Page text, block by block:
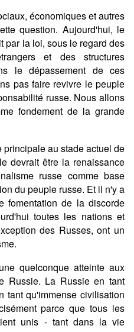
économiques et autres
question. Aujourd'hui, le
par la loi, sous le regard des
et des structures
le dépassement de ces
pas faire revivre le peuple
russe. Nous allons
fondement de la grande
au stade actuel de
devrait être la renaissance
russe comme base
du peuple russe. Et il n'y a
fomentation de la discorde
toutes les nations et
des Russes, ont un
quelconque atteinte aux
Russie. La Russie en tant
tant qu'immense civilisation
parce que tous les
unis - tant dans la vie